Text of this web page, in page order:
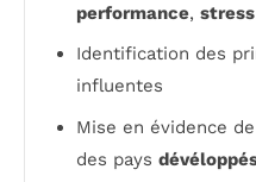
performance, stress
Identification des
influentes
Mise en évidence
des pays